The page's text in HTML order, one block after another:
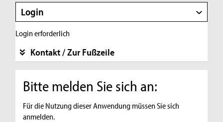
Login
Login erforderlich
Kontakt / Zur Fußzeile
Bitte melden Sie sich an:
Für die Nutzung dieser Anwendung müssen Sie sich
anmelden.